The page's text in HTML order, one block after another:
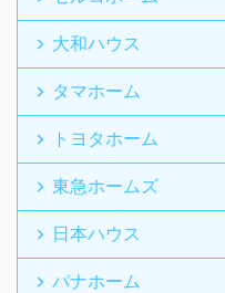
大和ハウス
タマホーム
トヨタホーム
東急ホームズ
日本ハウス
パナホーム